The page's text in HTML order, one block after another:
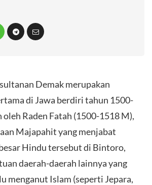
Demak merupakan
di Jawa berdiri tahun 1500-
Raden Fatah (1500-1518 M),
Majapahit yang menjabat
Hindu tersebut di Bintoro,
daerah-daerah lainnya yang
menganut Islam (seperti Jepara,